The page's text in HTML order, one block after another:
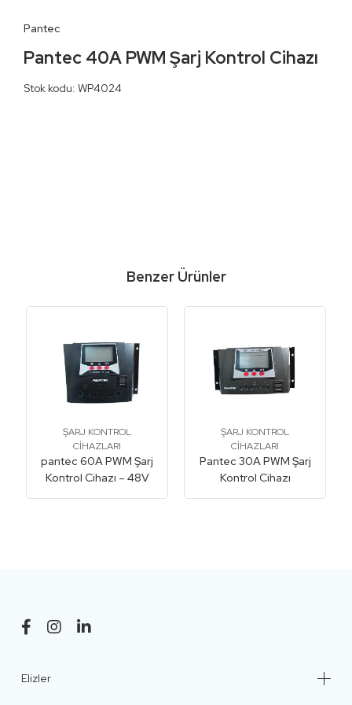
Pantec
Pantec 40A PWM Şarj Kontrol Cihazı
Stok kodu: WP4024
Benzer Ürünler
ŞARJ KONTROL
CİHAZLARI
pantec 60A PWM Şarj
Kontrol Cihazı – 48V
ŞARJ KONTROL
CİHAZLARI
Pantec 30A PWM Şarj
Kontrol Cihazı
Elizler